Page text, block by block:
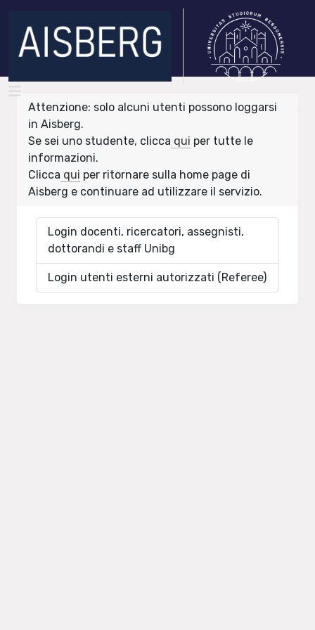
Attenzione: solo alcuni utenti possono loggarsi
in Aisberg.
Se sei uno studente, clicca qui per tutte le
informazioni.
Clicca qui per ritornare sulla home page di
Aisberg e continuare ad utilizzare il servizio.
Login docenti, ricercatori, assegnisti,
dottorandi e staff Unibg
Login utenti esterni autorizzati (Referee)